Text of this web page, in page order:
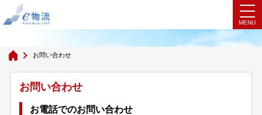
お問い合わせ
お問い合わせ
お問い合わせ
お電話でのお問い合わせ